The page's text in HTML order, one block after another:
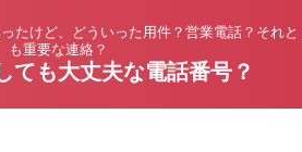
たけど、どういった用件？営業電話？それと
も重要な連絡？
ても大丈夫な電話番号？